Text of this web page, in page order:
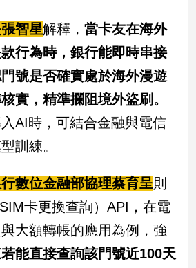
智星解釋，當卡友在海外
行為時，銀行能即時串接
號是否確實處於海外漫遊
實，精準攔阻境外盜刷。
AI時，可結合金融與電信
訓練。
數位金融部協理蔡育呈則
卡更換查詢）API，在電
大額轉帳的應用為例，強
能直接查詢該門號近100天